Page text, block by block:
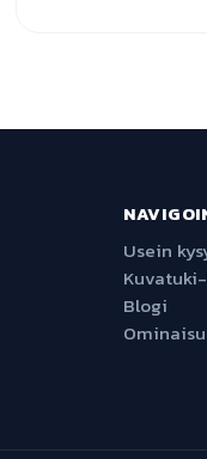
Usein
Blogi